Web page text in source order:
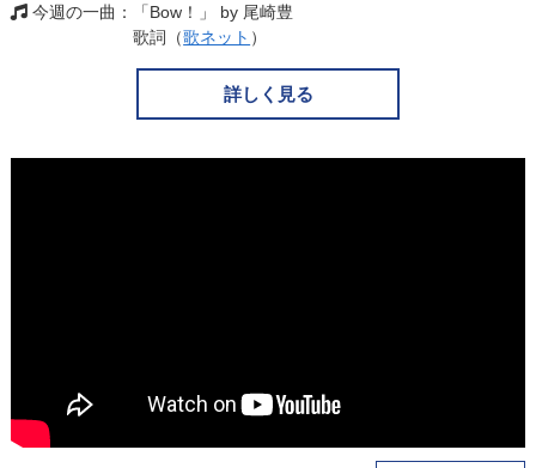
今週の一曲
「Bow！」 by 尾崎豊
歌詞（歌ネット ）
詳しく見る